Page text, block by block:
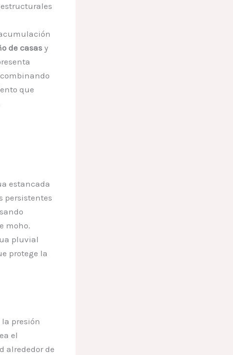
de casasy
que
estancada
persistentes
moho.
pluvial
protege la
presión
el
alrededor de